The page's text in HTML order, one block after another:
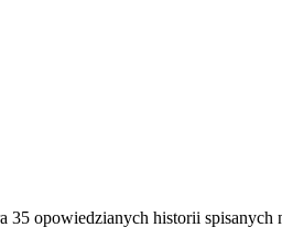
opowiedzianych historii